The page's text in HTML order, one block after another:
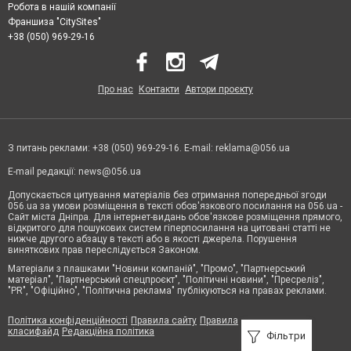
Фільтри
Робота в нашій компанії
Франшиза "CitySites"
+38 (050) 969-29-16
Про нас Контакти Автори проєкту
З питань реклами: +38 (050) 969-29-16. E-mail: reklama@056.ua
E-mail редакції: news@056.ua
Допускається цитування матеріалів без отримання попередньої згоди
056.ua за умови розміщення в тексті обов'язкового посилання на 056.ua -
Сайт міста Дніпра. Для інтернет-видань обов'язкове розміщення прямого,
відкритого для пошукових систем гіперпосилання на цитовані статті не
нижче другого абзацу в тексті або в якості джерела. Порушення
виняткових прав переслідується Законом.
Матеріали з плашками "Новини компаній", "Промо", "Партнерський
матеріал", "Партнерський спецпроєкт", "Політичні новини", "Пресреліз",
"PR", "Офіційно", "Політична реклама" публікуються на правах реклами.
Політика конфіденційності Правила сайту Правила
класифайд Редакційна політика